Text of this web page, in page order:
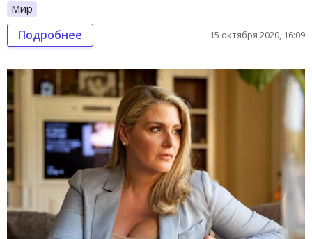
Мир
Подробнее 15 октября 2020, 16:09